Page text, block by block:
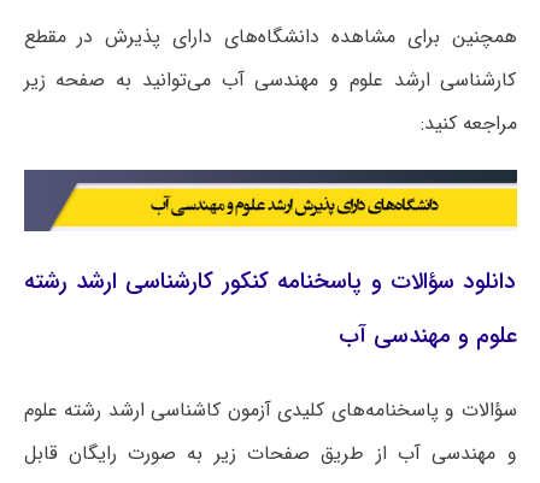
همچنین برای مشاهده دانشگاه‌های دارای پذیرش در مقطع
کارشناسی ارشد علوم و مهندسی آب می‌توانید به صفحه زیر
مراجعه کنید:
دانلود سؤالات و پاسخنامه کنکور کارشناسی ارشد رشته
علوم و مهندسی آب
سؤالات و پاسخنامه‌های کلیدی آزمون کاشناسی ارشد رشته علوم
و مهندسی آب از طریق صفحات زیر به صورت رایگان قابل